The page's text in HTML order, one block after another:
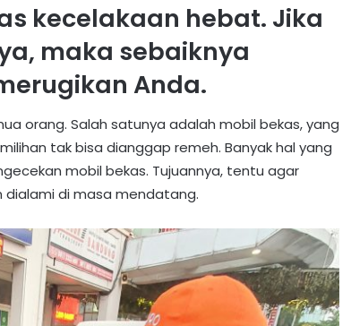
kecelakaan hebat. Jika
maka sebaiknya
Anda.
orang. Salah satunya adalah mobil bekas, yang
tak bisa dianggap remeh. Banyak hal yang
mobil bekas. Tujuannya, tentu agar
dialami di masa mendatang.